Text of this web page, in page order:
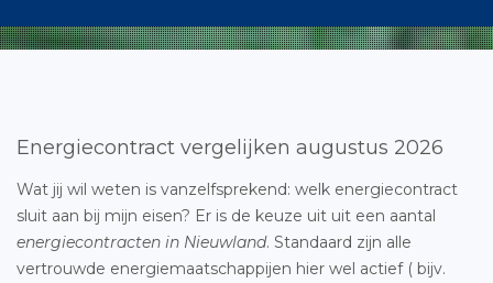
Energiecontract vergelijken augustus 2026
Wat jij wil weten is vanzelfsprekend: welk energiecontract
sluit aan bij mijn eisen? Er is de keuze uit uit een aantal
energiecontracten in Nieuwland. Standaard zijn alle
vertrouwde energiemaatschappijen hier wel actief ( bijv.